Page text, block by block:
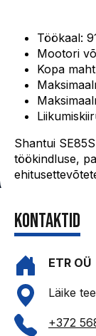
Töökaal:
Mootori
Kopa
Shantui
töökindluse,
kontaktid
ETR OÜ
Läike
+372